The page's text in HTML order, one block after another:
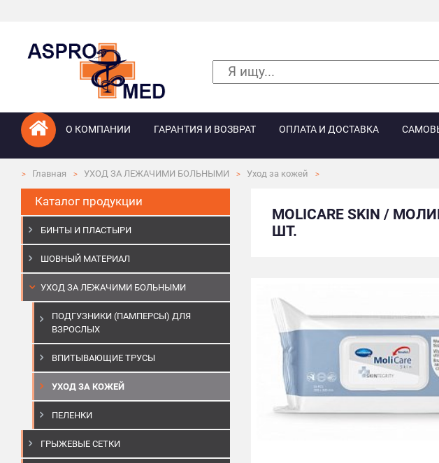
О КОМПАНИИ ГАРАНТИЯ И ВОЗВРАТ ОПЛАТА И ДОСТАВКА
Главная УХОД ЗА ЛЕЖАЧИМИ БОЛЬНЫМИ Уход за кожей
Каталог продукции
БИНТЫ И ПЛАСТЫРИ
ШОВНЫЙ МАТЕРИАЛ
УХОД ЗА ЛЕЖАЧИМИ БОЛЬНЫМИ
ПОДГУЗНИКИ (ПАМПЕРСЫ) ДЛЯ
ВЗРОСЛЫХ
ВПИТЫВАЮЩИЕ ТРУСЫ
УХОД ЗА КОЖЕЙ
ПЕЛЕНКИ
ГРЫЖЕВЫЕ СЕТКИ
MOLICARE SKIN /
ШТ.